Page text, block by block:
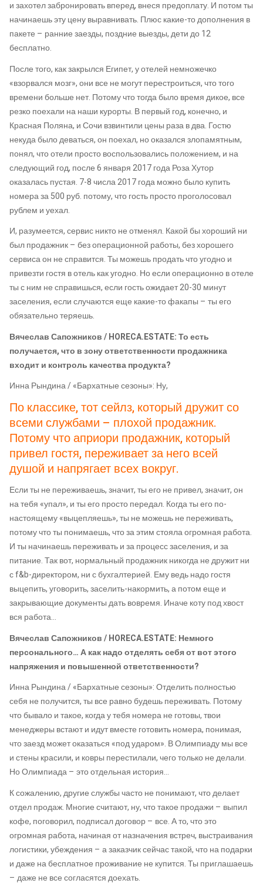
и захотел забронировать вперед, внеся предоплату. И потом ты
начинаешь эту цену выравнивать. Плюс какие-то дополнения в
пакете – ранние заезды, поздние выезды, дети до 12
бесплатно.
После того, как закрылся Египет, у отелей немножечко
«взорвался мозг», они все не могут перестроиться, что того
времени больше нет. Потому что тогда было время дикое, все
резко поехали на наши курорты. В первый год, конечно, и
Красная Поляна, и Сочи взвинтили цены раза в два. Гостю
некуда было деваться, он поехал, но оказался злопамятным,
понял, что отели просто воспользовались положением, и на
следующий год, после 6 января 2017 года Роза Хутор
оказалась пустая. 7-8 числа 2017 года можно было купить
номера за 500 руб. потому, что гость просто проголосовал
рублем и уехал.
И, разумеется, сервис никто не отменял. Какой бы хороший ни
был продажник – без операционной работы, без хорошего
сервиса он не справится. Ты можешь продать что угодно и
привезти гостя в отель как угодно. Но если операционно в отеле
ты с ним не справишься, если гость ожидает 20-30 минут
заселения, если случаются еще какие-то факапы – ты его
обязательно теряешь.
Вячеслав Сапожников / HORECA.ESTATE: То есть
получается, что в зону ответственности продажника
входит и контроль качества продукта?
Инна Рындина / «Бархатные сезоны»: Ну,
По классике, тот сейлз, который дружит со
всеми службами – плохой продажник.
Потому что априори продажник, который
привел гостя, переживает за него всей
душой и напрягает всех вокруг.
Если ты не переживаешь, значит, ты его не привел, значит, он
на тебя «упал», и ты его просто передал. Когда ты его по-
настоящему «выцепляешь», ты не можешь не переживать,
потому что ты понимаешь, что за этим стояла огромная работа.
И ты начинаешь переживать и за процесс заселения, и за
питание. Так вот, нормальный продажник никогда не дружит ни
с f&b-директором, ни с бухгалтерией. Ему ведь надо гостя
выцепить, уговорить, заселить-накормить, а потом еще и
закрывающие документы дать вовремя. Иначе коту под хвост
вся работа…
Вячеслав Сапожников / HORECA.ESTATE: Немного
персонального… А как надо отделять себя от вот этого
напряжения и повышенной ответственности?
Инна Рындина / «Бархатные сезоны»: Отделить полностью
себя не получится, ты все равно будешь переживать. Потому
что бывало и такое, когда у тебя номера не готовы, твои
менеджеры встают и идут вместе готовить номера, понимая,
что заезд может оказаться «под ударом». В Олимпиаду мы все
и стены красили, и ковры перестилали, чего только не делали.
Но Олимпиада – это отдельная история…
К сожалению, другие службы часто не понимают, что делает
отдел продаж. Многие считают, ну, что такое продажи – выпил
кофе, поговорил, подписал договор – все. А то, что это
огромная работа, начиная от назначения встреч, выстраивания
логистики, убеждения – а заказчик сейчас такой, что на подарки
и даже на бесплатное проживание не купится. Ты приглашаешь
– даже не все согласятся доехать.